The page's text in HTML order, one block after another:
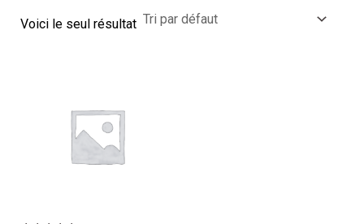
Voici le seul résultat